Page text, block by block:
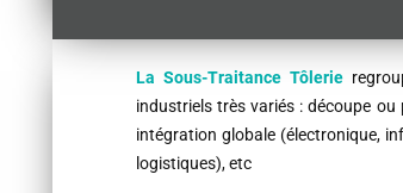
Contenu
La Sous-Traitance Tôlerie
industriels très variés : découpe
intégration globale (électronique,
logistiques), etc